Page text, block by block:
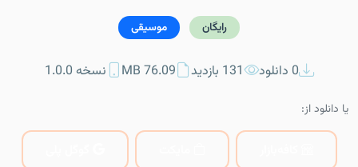
رایگان موسیقی
0 دانلود 131 بازدید 76.09 MB نسخه 1.0.0
یا دانلود از: